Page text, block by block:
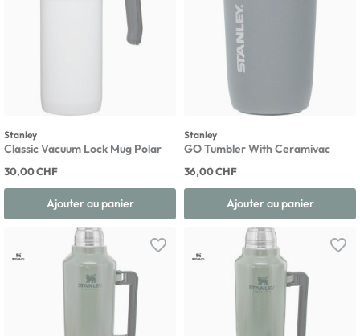
Stanley
Classic Vacuum Lock Mug Polar
30,00 CHF
Ajouter au panier
Stanley
GO Tumbler With Ceramivac
36,00 CHF
Ajouter au panier
favorite_border favorite_border